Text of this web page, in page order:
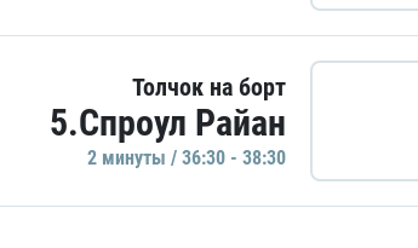
Толчок на борт
5.Спроул Райан
2 минуты / 36:30 - 38:30